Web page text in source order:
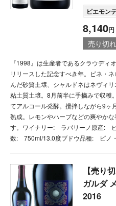
ピエモン
8,140円
売り切れ
『1998』は生産者であるクラウディ
リリースした記念すべき年。ピネ・
んだ砂質土壌、シャルドネはネヴィ
粘土質土壌。8月前半に手摘みで収穫
てアルコール発酵。攪拌しながら9ヶ
熟成。レモンやハーブなどの爽やか
す。ワイナリー: ラパリーノ原産:
数: 750ml/13.0度ブドウ品種: ピノ
【売り
ガルダ
2016